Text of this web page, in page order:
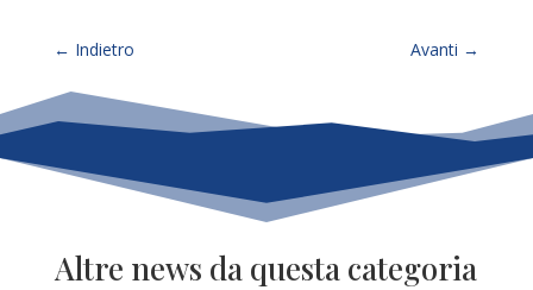
← Indietro Avanti →
Altre news da questa categoria